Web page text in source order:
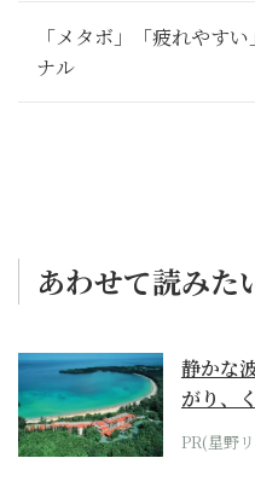
「メタボ」「疲れやす
ナル
あわせて読みた
静かな
がり、
ホテル
PR(星野